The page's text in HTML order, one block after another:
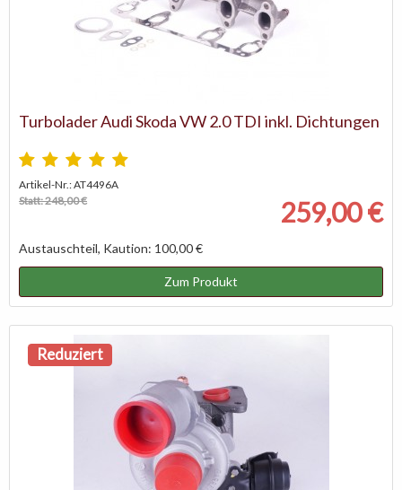
Turbolader Audi Skoda VW 2.0 TDI inkl. Dichtungen
Artikel-Nr.: AT4496A
Statt: 248,00 €
259,00 €
Austauschteil, Kaution: 100,00 €
Zum Produkt
Reduziert